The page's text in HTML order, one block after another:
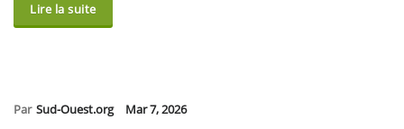
Lire la suite
Par Sud-Ouest.org Mar 7, 2026